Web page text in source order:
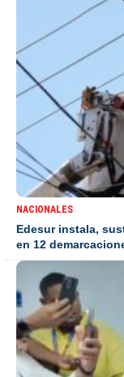
NACIONALES
Edesur instala,
en 12